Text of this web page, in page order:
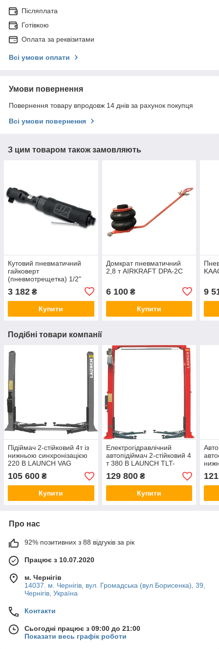
Післяплата
Готівкою
Оплата за реквізитами
Всі умови оплати
Умови повернення
Повернення товару впродовж 14 днів за рахунок покупця
Всі умови повернення
З цим товаром також замовляють
Кутовий пневматичний
гайковерт
(пневмотрещетка) 1/2"
TOPTUL 160об/хв 102N/m
KAAF1605
3 182 ₴
Купити
Домкрат пневматичний
2,8 т AIRKRAFT DPA-2C
6 100₴
Купити
9
Подібні товари компанії
Підіймач 2-стійковий 4т із
нижньою синхронізацією
220 В LAUNCH VAG
TLTW-240SB-220
105 600 ₴
Купити
Електрогідравлічний
автопідіймач 2-стійковий 4
т 380 В LAUNCH TLT-
240SCA
129 800₴
Купити
3,5
Про нас
92% позитивних з 88 відгуків за рік
Працює з 10.07.2020
м. Чернігів
14037. м. Чернігів, вул. Громадська (вул.Борисенка), 39,
Чернігів, Україна
Контакти
Сьогодні працює з 09:00 до 21:00
Показати весь графік роботи